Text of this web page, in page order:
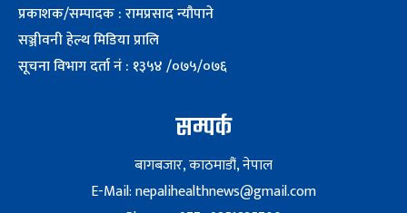
प्रकाशक/सम्पादक : रामप्रसाद न्यौपाने
सञ्जीवनी हेल्थ मिडिया प्रालि
सूचना विभाग दर्ता नं : १३५४ /०७५/०७६
सम्पर्क
बागबजार, काठमाडौं, नेपाल
E-Mail: nepalihealthnews@gmail.com